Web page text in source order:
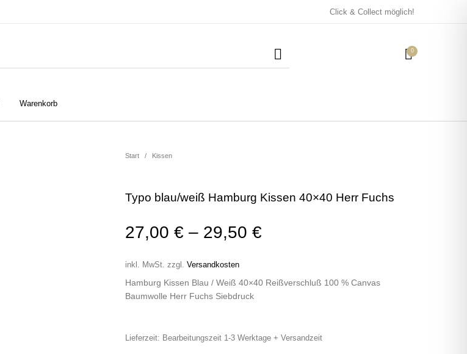
Click & Collect möglich!
0
Warenkorb
Start / Kissen
Typo blau/weiß Hamburg Kissen 40×40 Herr Fuchs
27,00 € – 29,50 €
inkl. MwSt. zzgl. Versandkosten
Hamburg Kissen Blau / Weiß 40×40 Reißverschluß 100 % Canvas
Baumwolle Herr Fuchs Siebdruck
Lieferzeit: Bearbeitungszeit 1-3 Werktage + Versandzeit